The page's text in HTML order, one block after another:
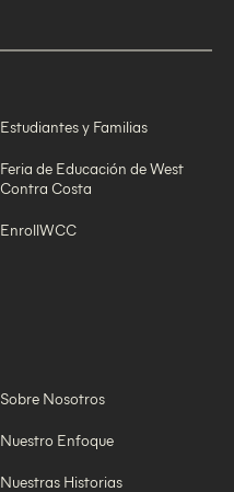
Estudiantes y Familias
Feria de Educación de West
Contra Costa
EnrollWCC
Sobre Nosotros
Nuestro Enfoque
Nuestras Historias